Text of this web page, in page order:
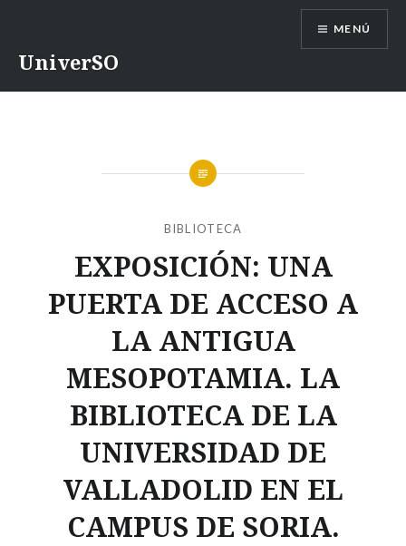
UniverSO
MENÚ
BIBLIOTECA
EXPOSICIÓN: UNA
PUERTA DE ACCESO A
LA ANTIGUA
MESOPOTAMIA. LA
BIBLIOTECA DE LA
UNIVERSIDAD DE
VALLADOLID EN EL
CAMPUS DE SORIA.